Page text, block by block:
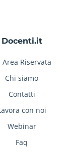
Docenti.it
Area Riservata
Chi siamo
Contatti
con noi
Webinar
Faq